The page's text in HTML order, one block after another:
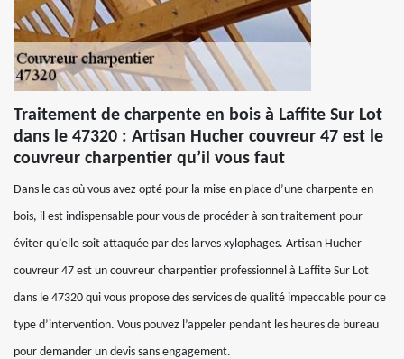
Traitement de charpente en bois à Laffite Sur Lot
dans le 47320 : Artisan Hucher couvreur 47 est le
couvreur charpentier qu’il vous faut
Dans le cas où vous avez opté pour la mise en place d’une charpente en
bois, il est indispensable pour vous de procéder à son traitement pour
éviter qu’elle soit attaquée par des larves xylophages. Artisan Hucher
couvreur 47 est un couvreur charpentier professionnel à Laffite Sur Lot
dans le 47320 qui vous propose des services de qualité impeccable pour ce
type d’intervention. Vous pouvez l’appeler pendant les heures de bureau
pour demander un devis sans engagement.